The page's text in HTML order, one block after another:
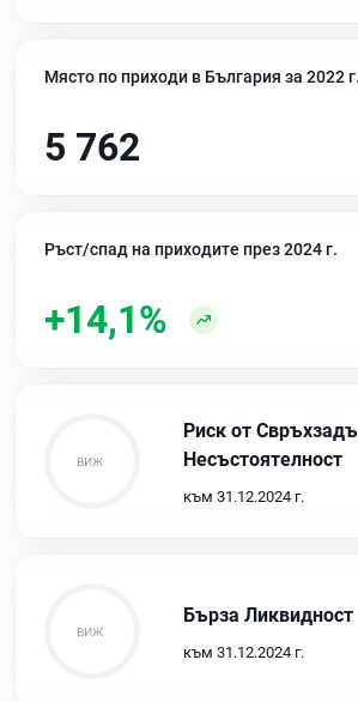
Място по приходи в България за 2022 г.
5 762
Ръст/спад на приходите през 2024 г.
+14,1%
Риск от
Несъстоятелност
към 31.12.2024 г.
Бърза Ликвидност
към 31.12.2024 г.